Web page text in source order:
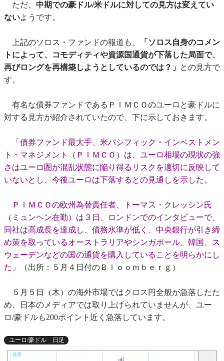
ただ、 中期での豪ドル/米ドルに対しての見方は変えてい
ないようです。
上記のソロス・ファンドの報道も、
「ソロス自身のコメン
トによって、コモディティや資源国通貨が下落した局面で、
再びロングを再構築しようとしているのでは？」
との見方で
す。
有名な債券ファンドであるＰＩＭＣＯのユーロと豪ドルに
対する見方が紹介されていたので、下に示しておきます。
「債券ファンド最大手、米パシフィック・インベストメン
ト・マネジメント（ＰＩＭＣＯ）は、ユーロ相場の現状の強
さはユーロ圏が混乱状態に陥り得るリスクを適切に反映して
いないとし、今後ユーロは下落するとの見通しを示した。
ＰＩＭＣＯの欧州為替責任者、トーマス・クレッシン氏
（ミュンヘン在勤）は３日、ロンドンでのインタビューで、
同社は高成長を達成し、債務水準が低く、中央銀行が引き締
め策を取っているオーストラリアやシンガポール、韓国、ス
ウェーデンなどの国の通貨を購入していることを明らかにし
た」
（出所：５月４日付のＢｌｏｏｍｂｅｒｇ）
５月５日（木）の海外市場ではクロス円全般が急落したた
め、日本のメディアでは取り上げられていませんが、ユー
ロ/豪ドルも200ポイント近く急落しています。
ユーロ/豪ドル 日足